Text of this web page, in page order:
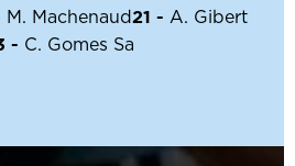
M. Machenaud21 - A. Gibert
- C. Gomes Sa